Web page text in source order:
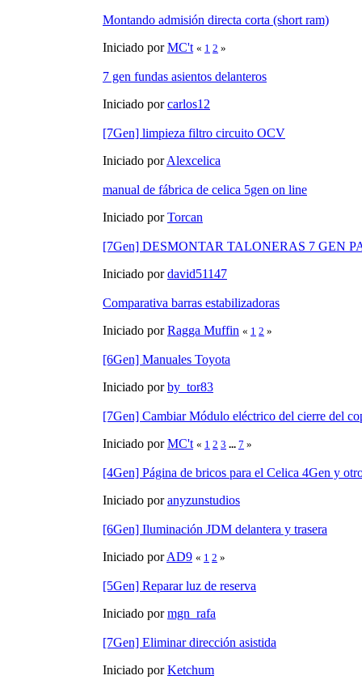
Montando admisión directa corta (short ram)
Iniciado porMC't « 1 2 »
7 gen fundas asientos delanteros
Iniciado porcarlos12
[7Gen] limpieza filtro circuito OCV
Iniciado porAlexcelica
manual de fábrica de celica 5gen on line
Iniciado porTorcan
[7Gen] DESMONTAR TALONERAS 7 GEN
Iniciado pordavid51147
Comparativa barras estabilizadoras
Iniciado porRagga Muffin « 1 2 »
[6Gen] Manuales Toyota
Iniciado porby_tor83
[7Gen] Cambiar Módulo eléctrico del cierre del
Iniciado porMC't « 1 2 3 ... 7 »
[4Gen] Página de bricos para el Celica 4Gen y
Iniciado poranyzunstudios
[6Gen] Iluminación JDM delantera y trasera
Iniciado porAD9 « 1 2 »
[5Gen] Reparar luz de reserva
Iniciado pormgn_rafa
[7Gen] Eliminar dirección asistida
Iniciado porKetchum